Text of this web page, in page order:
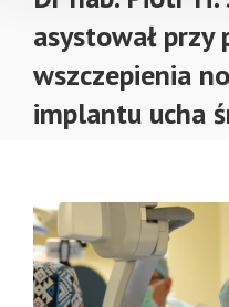
asystował przy
wszczepienia
implantu ucha